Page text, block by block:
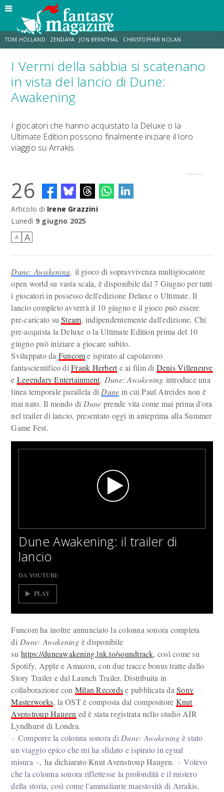
TOM HOLLAND ZENDAYA JON BERNTHAL CHRISTOPHER NOLAN
STRANIMONDI LUCCA COMICS & GAMES ODISSEA DESTIN DANIEL CRETTON
CHRIS MCKENNA
I Vermi della sabbia si scatenano
in vista del lancio di Dune:
Awakening
I giocatori che hanno acquistato la Deluxe o la
Ultimate Edition possono finalmente iniziare il loro
viaggio su Arrakis.
26
Articolo di Irene Grazzini
Lunedì 9 giugno 2025
A A
Dune: Awakening, il gioco di sopravvivenza multigiocatore
open world su vasta scala, è disponibile dal 7 Giugno per tutti
i giocatori in possesso dell'edizione Deluxe o Ultimate. Il
lancio completo avverrà il 10 giugno e il gioco può essere
pre-caricato suSteam, indipendentemente dall'edizione. Chi
pre-acquista la Deluxe o la Ultimate Edition prima del 10
giugno può iniziare a giocare subito.
Sviluppato da Funcome ispirato al capolavoro
fantascientifico diFrank Herberte ai film di Denis Villeneuve
e Legendary Entertainment, Dune: Awakening introduce una
linea temporale parallela di Dune in cui Paul Atreides non è
mai nato. Il mondo di Dune prende vita come mai prima d'ora
nel trailer di lancio, presentato oggi in anteprima alla Summer
Game Fest.
Dune Awakening: il trailer di
lancio
DA YOUTUBE
PLAY
Funcom ha inoltre annunciato la colonna sonora completa
di Dune: Awakeningè disponibile
suhttps://duneawakening.lnk.to/soundtrack, così come su
Spotify, Apple e Amazon, con due tracce bonus tratte dallo
Story Trailer e dal Launch Trailer. Distribuita in
collaborazione con Milan Recordse pubblicata daSony
Masterworks, la OST è composta dal compositore Knut
Avenstroup Haugen ed è stata registrata nello studio AIR
Lyndhurst di Londra.
Comporre la colonna sonora di Dune: Awakening è stato
un viaggio epico che mi ha sfidato e ispirato in egual
misura
, ha dichiarato Knut Avenstroup Haugen.
Volevo
che la colonna sonora riflettesse la profondità e il mistero
della storia, così come l'ammaliante maestosità di Arrakis.